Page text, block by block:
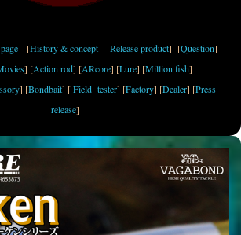
] [History & concept] [Release product] [Question]
] [Action rod] [ARcore] [Lure] [Million fish]
] [Bondbait] [Field tester] [Factory] [Dealer] [Press
release]